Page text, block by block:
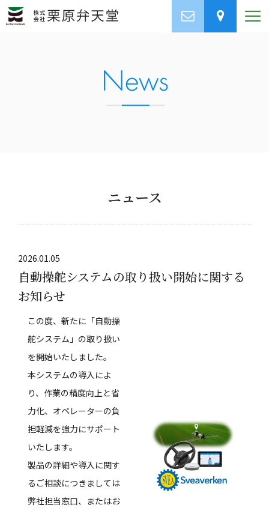
ニュース
2026.01.05
自動操舵システムの取り扱い開始に関する
お知らせ
この度、新たに「自動操
舵システム」の取り扱い
を開始いたしました。
本システムの導入によ
り、作業の精度向上と省
力化、オペレーターの負
担軽減を強力にサポート
いたします。
製品の詳細や導入に関す
るご相談につきましては
弊社担当窓口、またはお